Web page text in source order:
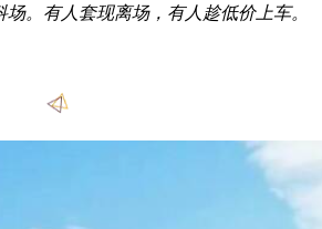
。有人套现离场，有人趁低价上车。